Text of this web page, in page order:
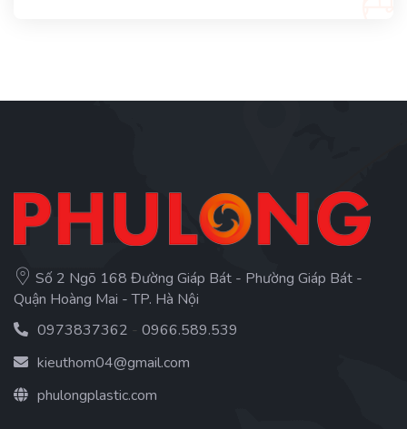
Số 2 Ngõ 168 Đường Giáp Bát - Phường Giáp Bát -
Quận Hoàng Mai - TP. Hà Nội
0973837362 - 0966.589.539
kieuthom04@gmail.com
phulongplastic.com